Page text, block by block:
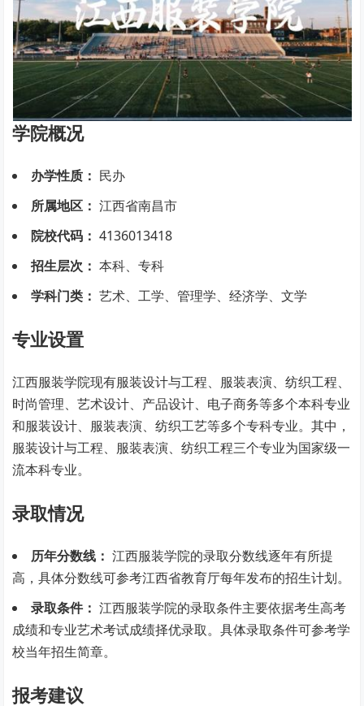
学院概况
办学性质： 民办
所属地区：江西省南昌市
院校代码：4136013418
招生层次：本科、专科
学科门类：艺术、工学、管理学、经济学、文学
专业设置
江西服装学院现有服装设计与工程、服装表演、纺织工程、
时尚管理、艺术设计、产品设计、电子商务等多个本科专业
和服装设计、服装表演、纺织工艺等多个专科专业。其中，
服装设计与工程、服装表演、纺织工程三个专业为国家级一
流本科专业。
录取情况
历年分数线：江西服装学院的录取分数线逐年有所提
高，具体分数线可参考江西省教育厅每年发布的招生计划。
录取条件：江西服装学院的录取条件主要依据考生高考
成绩和专业艺术考试成绩择优录取。具体录取条件可参考学
校当年招生简章。
报考建议